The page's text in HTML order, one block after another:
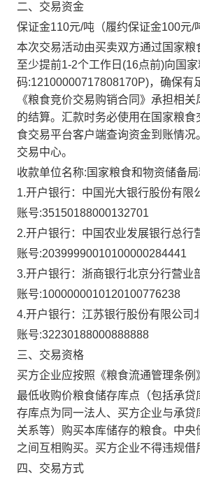
二、交易资金
保证金110元/吨（履约保证金100元
本次交易活动由买卖双方通过国家
至少提前1-2个工作日(16点前)向国
码:12100000717808170P)，确保有
《粮食竞价交易购销合同》承担相
的结算。汇款时务必使用在国家粮
食交易平台客户端查询资金到账情
交易中心。
收款单位名称:国家粮食和物资储备
1.开户银行：中国光大银行股份有限
账号:35150188000132701
2.开户银行：中国农业发展银行总行
账号:20399990010100000284441
3.开户银行：浙商银行北京分行营业
账号:1000000010120100776238
4.开户银行：江苏银行股份有限公司
账号:32230188000888888
三、交易资格
买方企业应按照《粮食流通管理条
最低收购价粮食储存库点（包括承
存库点为同一法人、买方企业与承
关系等）购买本库储存的粮食。中
之间互相购买。买方企业不得违规
四、交易方式